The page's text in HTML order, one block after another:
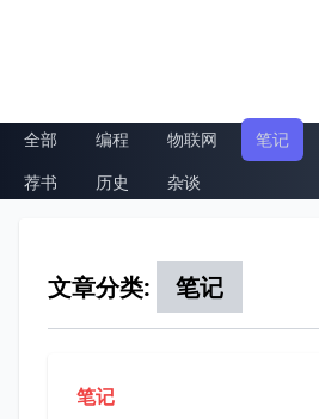
全部 编程 物联网 笔记
荐书
历史 杂谈
文章分类: 笔记
笔记